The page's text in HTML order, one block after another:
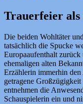
Trauerfeier als
Die beiden Wohltäter
tatsächlich die Spucke
Europaaufenthalt zurück
ehemaligen alten
Erzählerin immerhin den
getragene
entnehmen die
Schauspielerin ein und